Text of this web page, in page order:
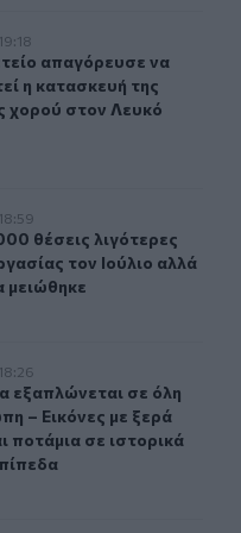
η κατασκευή
19:18
απαγόρευσε να
απαγόρευσε να
η κατασκευή της
χορού στον Λευκό
θέσεις εργασίας τον
18:59
θέσεις λιγότερες
θέσεις λιγότερες
τον Ιούλιο αλλά
μειώθηκε
την Ευρώπη – Εικόνες
18:26
εξαπλώνεται σε όλη την
εξαπλώνεται σε όλη
– Εικόνες με ξερά
ποτάμια σε ιστορικά